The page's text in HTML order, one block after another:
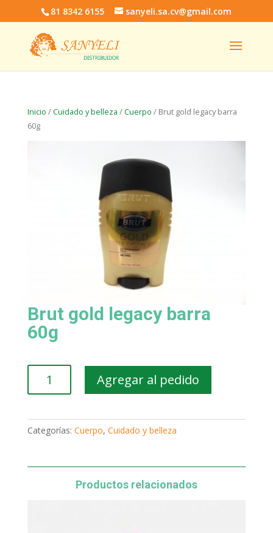
81 8342 6155 sanyeli.sa.cv@gmail.com
Inicio /Cuidado y belleza /Cuerpo / Brut gold legacy barra
60g
Brut gold legacy barra
60g
60g
Agregar al pedido
Categorías: Cuerpo, Cuidado y belleza
Productos relacionados